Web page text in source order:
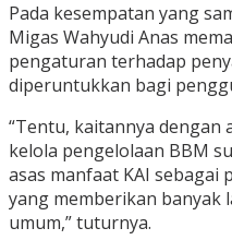
Pada kesempatan yang
Migas Wahyudi Anas
pengaturan terhadap
diperuntukkan bagi
“Tentu, kaitannya
kelola pengelolaan BBM
asas manfaat KAI
yang memberikan banyak
umum,” tuturnya.